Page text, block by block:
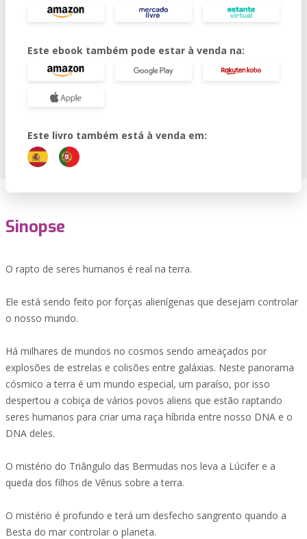
Este ebook também pode estar à venda na:
Este livro também está à venda em:
Sinopse
O rapto de seres humanos é real na terra.
Ele está sendo feito por forças alienígenas que desejam controlar
o nosso mundo.
Há milhares de mundos no cosmos sendo ameaçados por
explosões de estrelas e colisões entre galáxias. Neste panorama
cósmico a terra é um mundo especial, um paraíso, por isso
despertou a cobiça de vários povos aliens que estão raptando
seres humanos para criar uma raça híbrida entre nosso DNA e o
DNA deles.
O mistério do Triângulo das Bermudas nos leva a Lúcifer e a
queda dos filhos de Vênus sobre a terra.
O mistério é profundo e terá um desfecho sangrento quando a
Besta do mar controlar o planeta.